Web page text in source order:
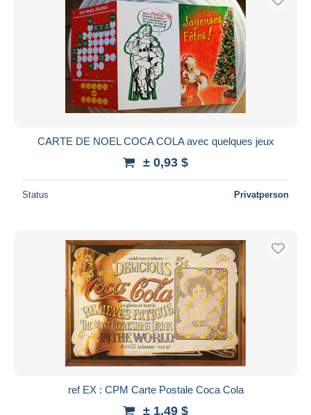
CARTE DE NOEL COCA COLA avec quelques jeux
± 0,93 $
Status Privatperson
ref EX : CPM Carte Postale Coca Cola
± 1,49 $